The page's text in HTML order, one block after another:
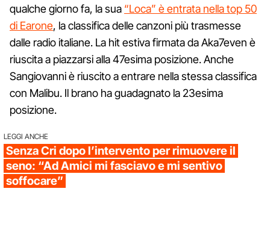
qualche giorno fa, la sua “Loca” è entrata nella top 50
di Earone, la classifica delle canzoni più trasmesse
dalle radio italiane. La hit estiva firmata da Aka7even è
riuscita a piazzarsi alla 47esima posizione. Anche
Sangiovanni è riuscito a entrare nella stessa classifica
con Malibu. Il brano ha guadagnato la 23esima
posizione.
LEGGI ANCHE
Senza Cri dopo l’intervento per rimuovere il
seno: “Ad Amici mi fasciavo e mi sentivo
soffocare”